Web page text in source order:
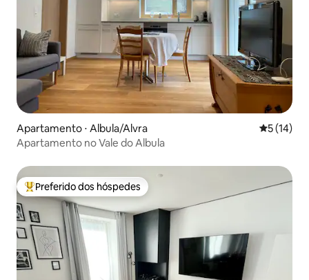
Apartamento ⋅ Albula/Alvra 5 de uma
5 (14)
Apartamento no Vale do Albula
Entre os melhores preferidos dos hóspedes
Preferido dos hóspedes